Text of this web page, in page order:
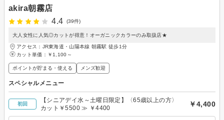
akira朝霧店
4.4
(39件)
大人女性に人気◎カットが得意！オーガニックカラーのみ取扱店★
アクセス：JR東海道・山陽本線 朝霧駅 徒歩1分
カット単価： ￥1,100～
ポイントが貯まる・使える メンズ歓迎
スペシャルメニュー
初回
【シニアデイ水～土曜日限定】〈65歳以上の方〉
カット￥5500 ≫ ￥4400
￥4,400